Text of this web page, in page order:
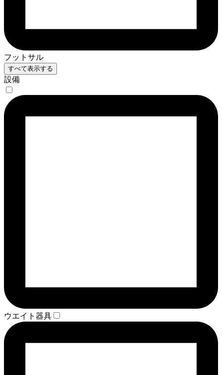
フットサル
すべて表示する
設備
ウエイト器具